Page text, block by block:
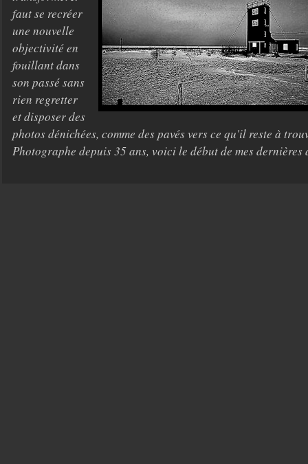
faut se recréer
une nouvelle
objectivité en
fouillant dans
son passé sans
rien regretter
et disposer des
photos dénichées, comme des pavés vers ce qu'il reste à
Photographe depuis 35 ans, voici le début de mes dernières